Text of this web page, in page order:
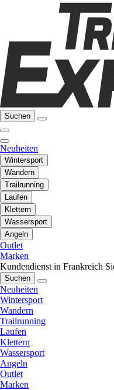
Suchen
Neuheiten
Wintersport
Wandern
Trailrunning
Laufen
Klettern
Wassersport
Angeln
Outlet
Marken
Kundendienst in Frankreich
Suchen
Neuheiten
Wintersport
Wandern
Trailrunning
Laufen
Klettern
Wassersport
Angeln
Outlet
Marken